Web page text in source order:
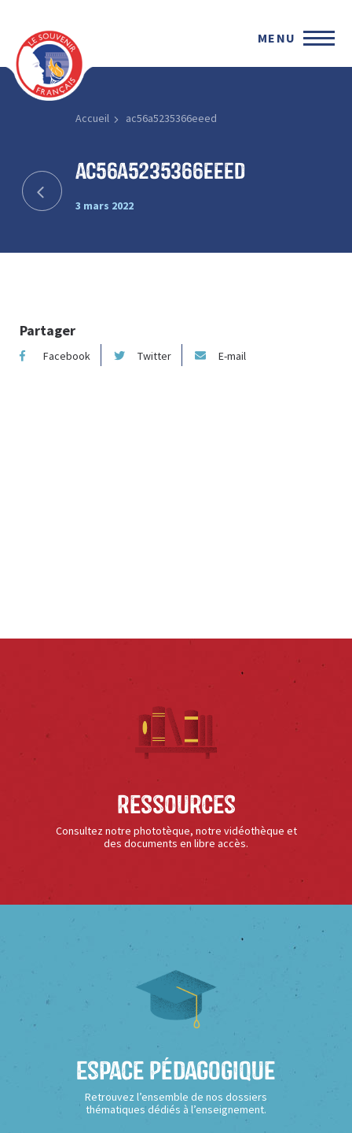
MENU
Accueil ac56a5235366eeed
ac56a5235366eeed
3 mars 2022
Partager
Facebook Twitter E-mail
Ressources
Consultez notre phototèque, notre vidéothèque et
des documents en libre accès.
Espace Pédagogique
Retrouvez l’ensemble de nos dossiers
thématiques dédiés à l’enseignement.